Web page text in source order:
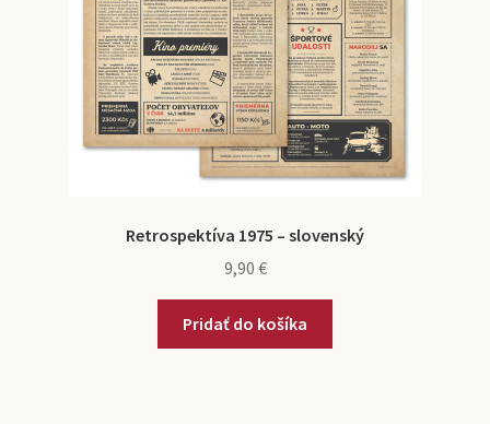
Retrospektíva 1975 – slovenský
9,90 €
Pridať do košíka